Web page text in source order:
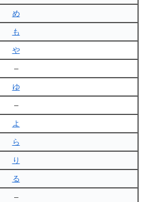
め
も
や
–
ゆ
–
よ
ら
り
る
–